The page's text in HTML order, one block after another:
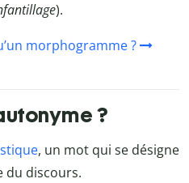
).
morphogramme ?
?
, un mot qui se désigne
du discours.